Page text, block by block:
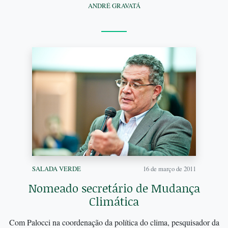
ANDRÉ GRAVATÁ
SALADA VERDE 16 de março de 2011
Nomeado secretário de Mudança
Climática
Com Palocci na coordenação da política do clima, pesquisador da